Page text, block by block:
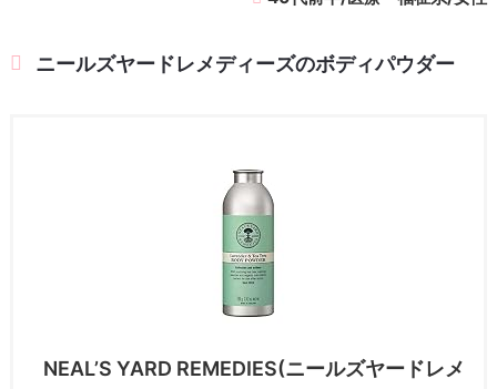
ニールズヤードレメディーズのボディパウダー
NEAL’S YARD REMEDIES(ニールズヤードレメ